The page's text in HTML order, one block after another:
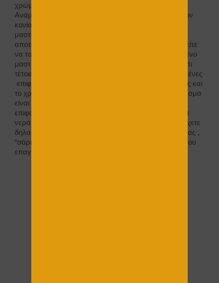
χρώματα από φυσικά υλικά σε μορφή σκόνης.
Αναμειγνύονται με νερό και φτιάχνουν ένα ενδιαφέρον
κονίαμα σε πολλές αποχρώσεις. Απλώνεται από
μαστορικό χέρι , με ακαθόριστες κινήσεις και ιδού το
αποτέλεσμα ! Βέβαια αν πιστεύετε ότι το έχετε μπορείτε
να το προσπαθήσετε, χωρίς να εξαρτιέστε από το “ξένο
μαστορικό χέρι” . Ο Texnognostis δίνει οδηγίες για κάτι
τέτοιο
… Το υλικό αυτό εφαρμόζεται σε σοβατισμένες
επιφάνειες, γυψοσανίδα, τσιμεντοσανίδα και -όπως και
το χρώμα- ακολουθεί το υπόστρωμα του. Το αποτέλεσμα
είναι πολύ εντυπωσιακό και ενώ όταν επενδύουμε
επιφάνειες με
, βγαίνουν έντονα
νερά, το υλικό αυτό δεν έχει αυτό το αποτέλεσμα. Έχετε
δηλαδή μία ομοιόμορφη, στο χρώμα της αρεσκείας σας ,
“σάρκα” απλωμένη στους τοίχους του σπιτιού σας ή του
επαγγελματικού σας χώρου .